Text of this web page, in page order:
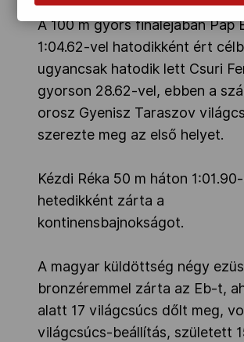
A 100 m gyors fináléjában Pap
1:04.62-vel hatodikként ért
ugyancsak hatodik lett Csuri
gyorson 28.62-vel, ebben a
orosz Gyenisz Taraszov
szerezte meg az első helyet.
Kézdi Réka 50 m háton
hetedikként zárta a
kontinensbajnokságot.
A magyar küldöttség négy
bronzéremmel zárta az Eb-t,
alatt 17 világcsúcs dőlt meg,
világcsúcs-beállítás, született